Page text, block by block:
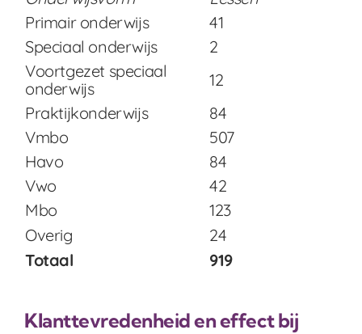
Primair onderwijs
41
Speciaal onderwijs
2
Voortgezet speciaal
onderwijs
12
Praktijkonderwijs
84
Vmbo
507
Havo
84
Vwo
42
Mbo
123
Overig
24
Totaal
919
Klanttevredenheid en effect bij